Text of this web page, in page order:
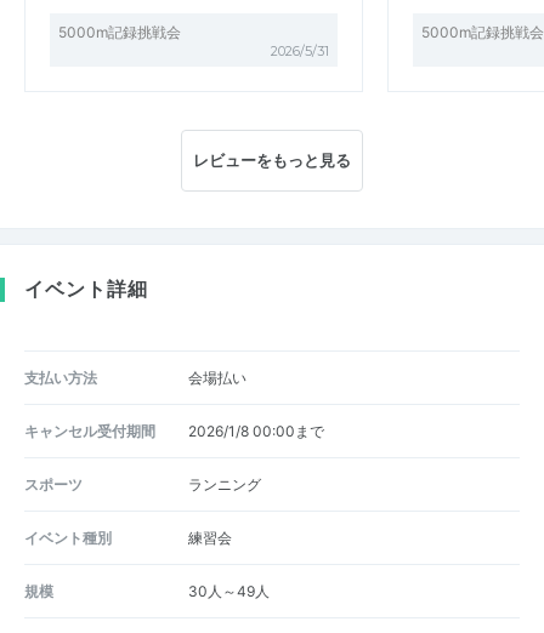
5000m記録挑戦会
2026/5/31
5000m記録挑戦会
レビューをもっと見る
イベント詳細
支払い方法 会場払い
キャンセル受付期間 2026/1/8 00:00まで
スポーツ ランニング
イベント種別 練習会
規模 30人～49人